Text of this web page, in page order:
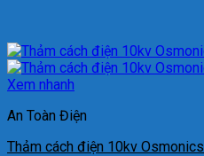
Xem nhanh
An Toàn Điện
Thảm cách điện 10kv Osmonics